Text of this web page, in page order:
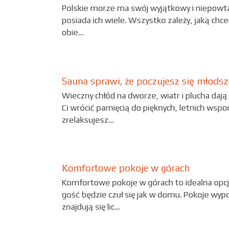
Polskie morze ma swój wyjątkowy i
posiada ich wiele. Wszystko zależy, jaką
obie...
Sauna sprawi, że poczujesz się
Wieczny chłód na dworze, wiatr i plucha
Ci wrócić pamięcią do pięknych, letnich
zrelaksujesz...
Komfortowe pokoje w górach
Komfortowe pokoje w górach to idealna
gość będzie czuł się jak w domu. Pokoje
znajdują się lic...